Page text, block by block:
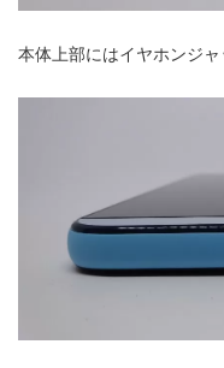
本体上部にはイヤホンジャ